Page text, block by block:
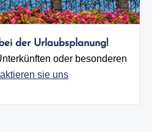
der Urlaubsplanung!
oder besonderen
sie uns